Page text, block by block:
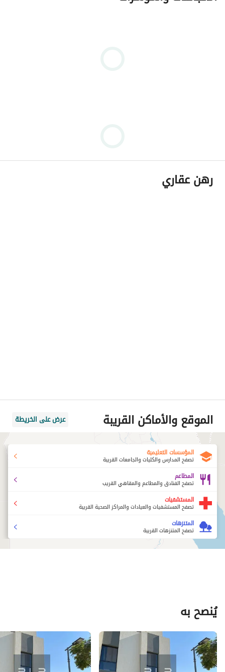
رهن عقاري
الموقع والأماكن القريبة عرض على الخريطة
المؤسسات التعليمية
تصفح المدارس والكليات والجامعات القريبة
المطاعم
تصفح الفنادق والمطاعم والمقاهي القريب
المستشفيات
تصفح المستشفيات والعيادات والمراكز الصحية القريبة
المتنزهات
تصفح المتنزهات القريبة
يُنصح به